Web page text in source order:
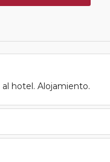
hotel. Alojamiento.